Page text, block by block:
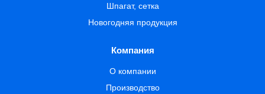
Шпагат, сетка
Новогодняя продукция
Компания
О компании
Производство